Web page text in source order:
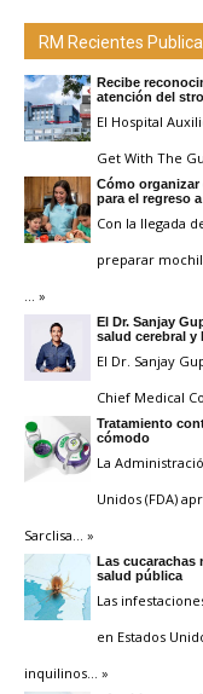
RM Recientes
Recibe
atención del
El Hospital
Get With The
Cómo organizar
para el regreso
Con la llegada
preparar
… »
El Dr. Sanjay
salud cerebral y
El Dr. Sanjay
Chief Medical
Tratamiento
cómodo
La
Unidos (FDA)
Sarclisa … »
Las cucarachas
salud pública
Las
en Estados
inquilinos … »